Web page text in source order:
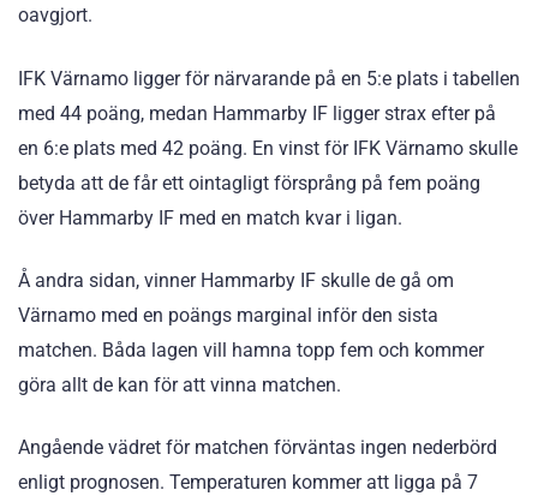
oavgjort.
IFK Värnamo ligger för närvarande på en 5:e plats i tabellen
med 44 poäng, medan Hammarby IF ligger strax efter på
en 6:e plats med 42 poäng. En vinst för IFK Värnamo skulle
betyda att de får ett ointagligt försprång på fem poäng
över Hammarby IF med en match kvar i ligan.
Å andra sidan, vinner Hammarby IF skulle de gå om
Värnamo med en poängs marginal inför den sista
matchen. Båda lagen vill hamna topp fem och kommer
göra allt de kan för att vinna matchen.
Angående vädret för matchen förväntas ingen nederbörd
enligt prognosen. Temperaturen kommer att ligga på 7